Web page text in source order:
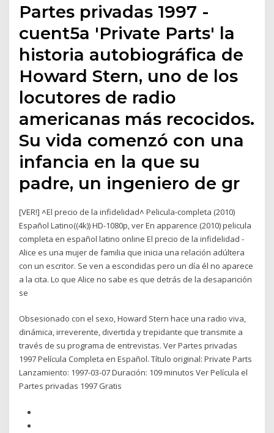
Partes privadas 1997 -
cuent5a 'Private Parts' la
historia autobiográfica de
Howard Stern, uno de los
locutores de radio
americanas más recocidos.
Su vida comenzó con una
infancia en la que su
padre, un ingeniero de gr
[VER!] ˄El precio de la infidelidad˄ Pelicula-completa (2010)
Español Latino((4k)) HD-1080p, ver En apparence (2010) pelicula
completa en español latino online El precio de la infidelidad -
Alice es una mujer de familia que inicia una relación adúltera
con un escritor. Se ven a escondidas pero un día él no aparece
a la cita. Lo que Alice no sabe es que detrás de la desaparición
se
Obsesionado con el sexo, Howard Stern hace una radio viva,
dinámica, irreverente, divertida y trepidante que transmite a
través de su programa de entrevistas. Ver Partes privadas
1997 Película Completa en Español. Título original: Private Parts
Lanzamiento: 1997-03-07 Duración: 109 minutos Ver Película el
Partes privadas 1997 Gratis